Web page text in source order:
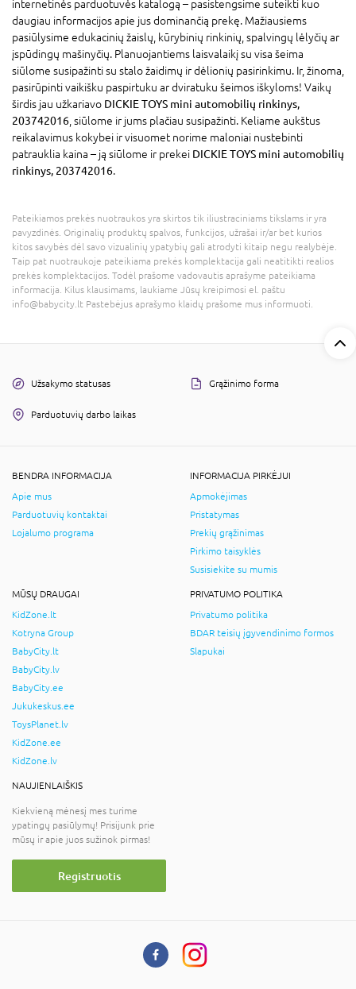
internetinės parduotuvės katalogą – pasistengsime suteikti kuo
daugiau informacijos apie jus dominančią prekę. Mažiausiems
pasiūlysime edukacinių žaislų, kūrybinių rinkinių, spalvingų lėlyčių ar
įspūdingų mašinyčių. Planuojantiems laisvalaikį su visa šeima
siūlome susipažinti su stalo žaidimų ir dėlionių pasirinkimu. Ir, žinoma,
pasirūpinti vaikišku paspirtuku ar dviratuku šeimos iškyloms! Vaikų
širdis jau užkariavo DICKIE TOYS mini automobilių rinkinys,
203742016, siūlome ir jums plačiau susipažinti. Keliame aukštus
reikalavimus kokybei ir visuomet norime maloniai nustebinti
patrauklia kaina – ją siūlome ir prekei DICKIE TOYS mini automobilių
rinkinys, 203742016.
Pateikiamos prekės nuotraukos yra skirtos tik iliustraciniams tikslams ir yra
pavyzdinės. Originalių produktų spalvos, funkcijos, užrašai ir/ar bet kurios
kitos savybės dėl savo vizualinių ypatybių gali atrodyti kitaip negu realybėje.
Taip pat nuotraukoje pateikiama prekės komplektacija gali neatitikti realios
prekės komplektacijos. Todėl prašome vadovautis aprašyme pateikiama
informacija. Kilus klausimams, laukiame Jūsų kreipimosi el. paštu
info@babycity.lt Pastebėjus aprašymo klaidų prašome mus informuoti.
Užsakymo statusas Grąžinimo forma
Parduotuvių darbo laikas
BENDRA INFORMACIJA
Apie mus
Parduotuvių kontaktai
Lojalumo programa
INFORMACIJA PIRKĖJUI
Apmokėjimas
Pristatymas
Prekių grąžinimas
Pirkimo taisyklės
Susisiekite su mumis
MŪSŲ DRAUGAI
KidZone.lt
Kotryna Group
BabyCity.lt
BabyCity.lv
BabyCity.ee
Jukukeskus.ee
ToysPlanet.lv
KidZone.ee
KidZone.lv
PRIVATUMO POLITIKA
Privatumo politika
BDAR teisių įgyvendinimo formos
Slapukai
NAUJIENLAIŠKIS
Kiekvieną mėnesį mes turime
ypatingų pasiūlymų! Prisijunk prie
mūsų ir apie juos sužinok pirmas!
Registruotis